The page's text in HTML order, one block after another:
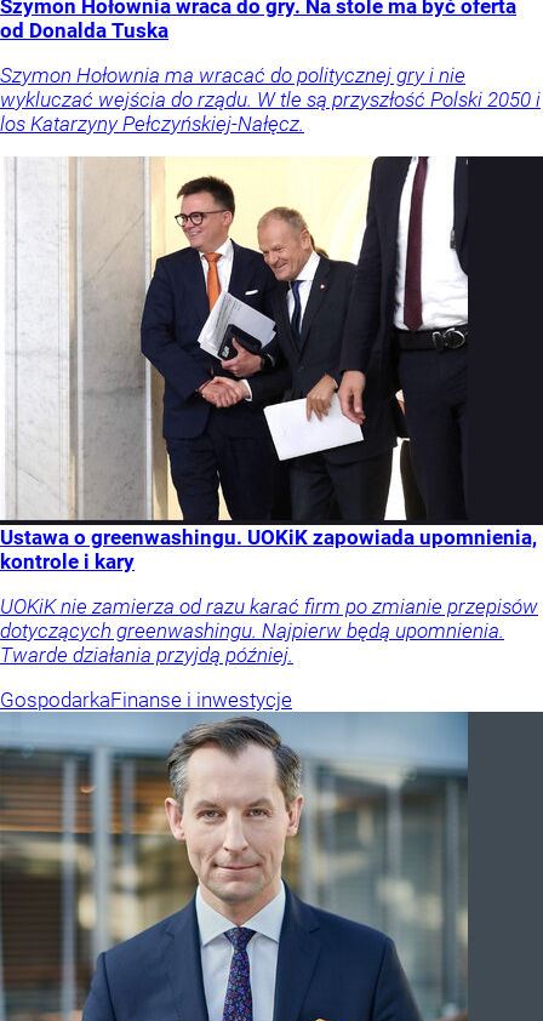
Szymon Hołownia wraca do gry. Na stole ma być oferta
od Donalda Tuska
Szymon Hołownia ma wracać do politycznej gry i nie
wykluczać wejścia do rządu. W tle są przyszłość Polski 2050 i
los Katarzyny Pełczyńskiej-Nałęcz.
Ustawa o greenwashingu. UOKiK zapowiada upomnienia,
kontrole i kary
UOKiK nie zamierza od razu karać firm po zmianie przepisów
dotyczących greenwashingu. Najpierw będą upomnienia.
Twarde działania przyjdą później.
GospodarkaFinanse i inwestycje